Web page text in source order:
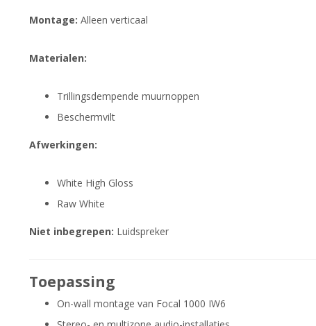
Montage: Alleen verticaal
Materialen:
Trillingsdempende muurnoppen
Beschermvilt
Afwerkingen:
White High Gloss
Raw White
Niet inbegrepen: Luidspreker
Toepassing
On-wall montage van Focal 1000 IW6